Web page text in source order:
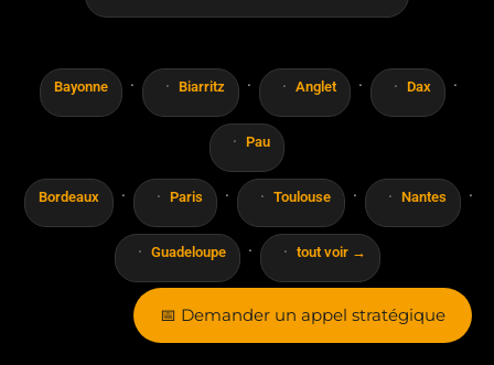
📅 Demander un appel stratégique
Bayonne · Biarritz · Anglet · Dax ·
Pau
Bordeaux · Paris · Toulouse · Nantes ·
Guadeloupe · tout voir →